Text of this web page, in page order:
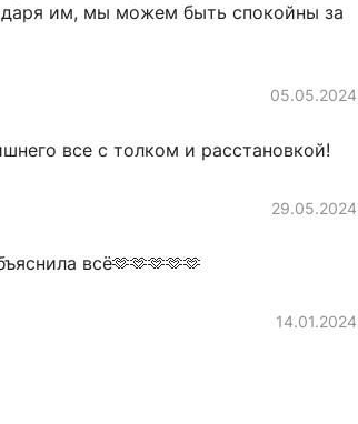
им, мы можем быть спокойны за
05.05.2024
все с толком и расстановкой!
29.05.2024
всё🫶🫶🫶🫶🫶
14.01.2024